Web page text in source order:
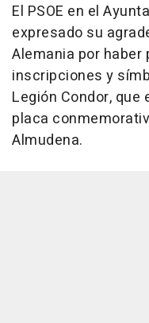
El PSOE en el
expresado su
Alemania por
inscripciones y
Legión Condor,
placa
Almudena.